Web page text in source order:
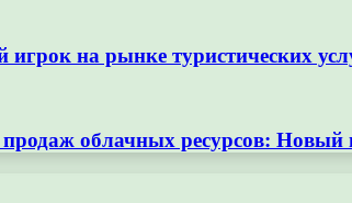
игрок на рынке туристических
облачных ресурсов: Новый